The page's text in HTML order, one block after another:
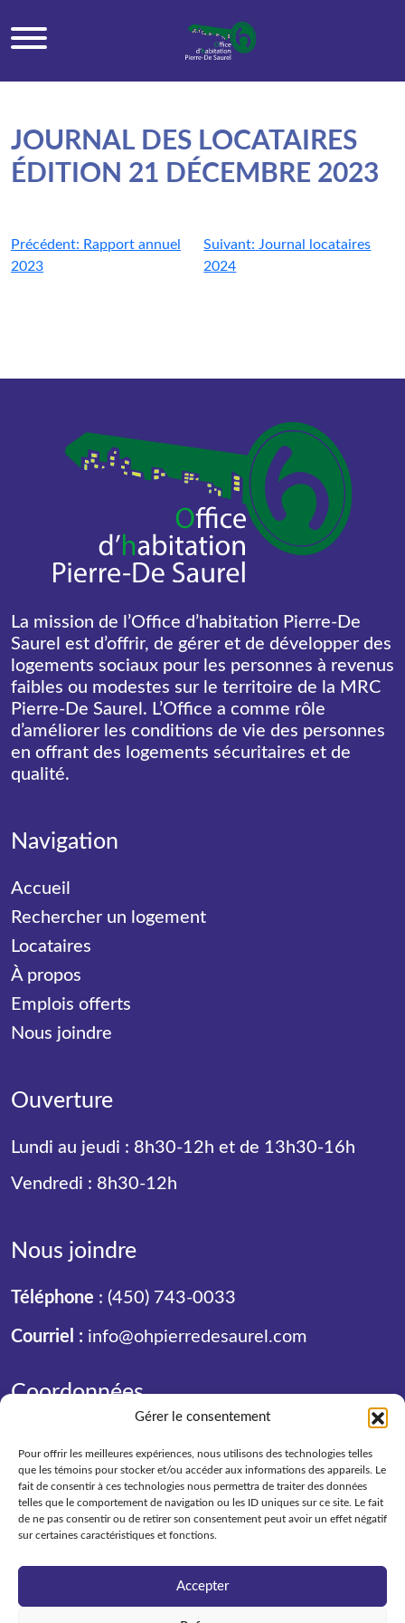
Gérer le consentement
Pour offrir les meilleures expériences, nous utilisons des technologies telles
que les témoins pour stocker et/ou accéder aux informations des appareils. Le
fait de consentir à ces technologies nous permettra de traiter des données
telles que le comportement de navigation ou les ID uniques sur ce site. Le fait
de ne pas consentir ou de retirer son consentement peut avoir un effet négatif
sur certaines caractéristiques et fonctions.
Accepter
to
content
JOURNAL DES LOCATAIRES
ÉDITION 21 DÉCEMBRE 2023
Navigation
de
Précédent: Rapport annuel
2023
Suivant: Journal locataires
2024
La mission de l’Office d’habitation Pierre-De
Saurel est d’offrir, de gérer et de développer des
logements sociaux pour les personnes à revenus
faibles ou modestes sur le territoire de la MRC
Pierre-De Saurel. L’Office a comme rôle
d’améliorer les conditions de vie des personnes
en offrant des logements sécuritaires et de
qualité.
Navigation
Accueil
Rechercher un logement
Locataires
À propos
Emplois offerts
Nous joindre
Ouverture
Lundi au jeudi : 8h30-12h et de 13h30-16h
Vendredi : 8h30-12h
Nous joindre
Téléphone : (450) 743-0033
Courriel : info@ohpierredesaurel.com
Coordonnées
Sorel-Tracy (QC)
J3R 1L1
OH Pierre de Saurel © 2026POLITIQUE ACCESSIBILITÉ